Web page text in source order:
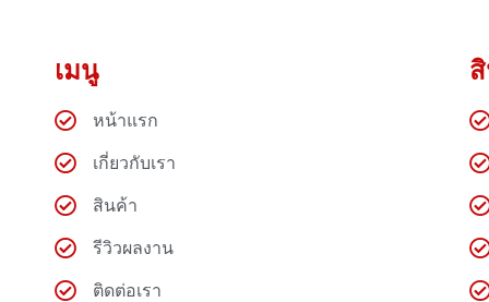
เมนู
หน้าแรก
เกี่ยวกับเรา
สินค้า
รีวิวผลงาน
ติดต่อเรา